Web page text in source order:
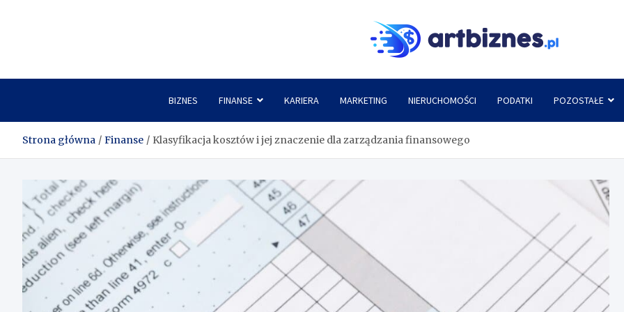
BIZNES FINANSE KARIERA MARKETING NIERUCHOMOŚCI PODATKI POZOSTAŁE
Strona główna Finanse Klasyfikacja kosztów i jej znaczenie dla zarządzania finansowego